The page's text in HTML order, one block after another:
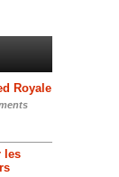
Royale
les